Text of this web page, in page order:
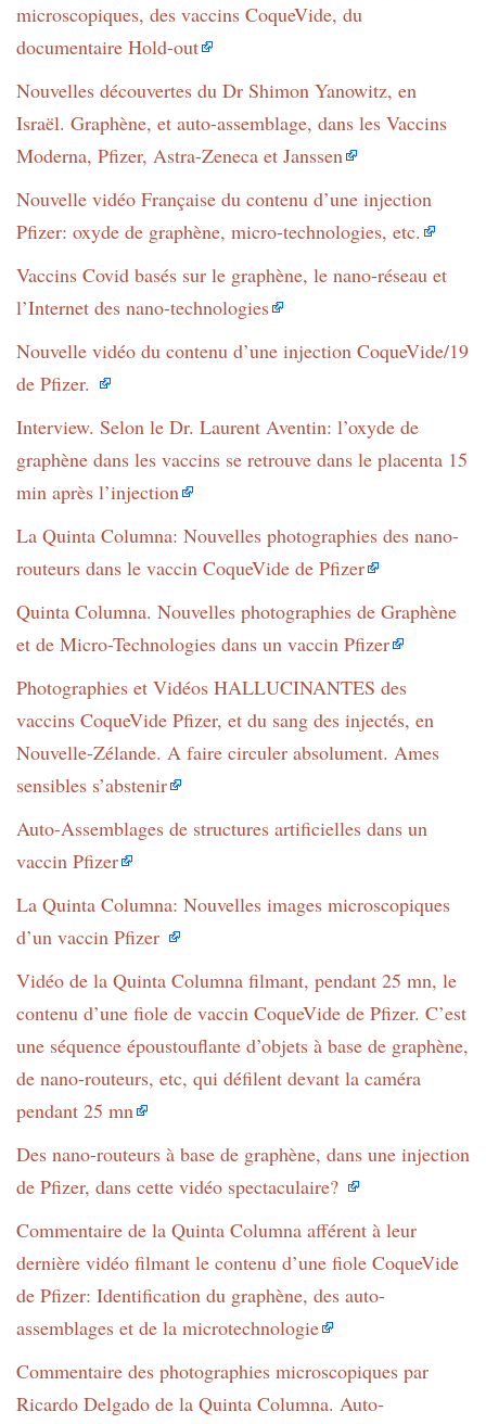
microscopiques, des vaccins CoqueVide, du
documentaire Hold-out
Nouvelles découvertes du Dr Shimon Yanowitz, en
Israël. Graphène, et auto-assemblage, dans les Vaccins
Moderna, Pfizer, Astra-Zeneca et Janssen
Nouvelle vidéo Française du contenu d’une injection
Pfizer: oxyde de graphène, micro-technologies, etc.
Vaccins Covid basés sur le graphène, le nano-réseau et
l’Internet des nano-technologies
Nouvelle vidéo du contenu d’une injection CoqueVide/19
de Pfizer.
Interview. Selon le Dr. Laurent Aventin: l’oxyde de
graphène dans les vaccins se retrouve dans le placenta 15
min après l’injection
La Quinta Columna: Nouvelles photographies des nano-
routeurs dans le vaccin CoqueVide de Pfizer
Quinta Columna. Nouvelles photographies de Graphène
et de Micro-Technologies dans un vaccin Pfizer
Photographies et Vidéos HALLUCINANTES des
vaccins CoqueVide Pfizer, et du sang des injectés, en
Nouvelle-Zélande. A faire circuler absolument. Ames
sensibles s’abstenir
Auto-Assemblages de structures artificielles dans un
vaccin Pfizer
La Quinta Columna: Nouvelles images microscopiques
d’un vaccin Pfizer
Vidéo de la Quinta Columna filmant, pendant 25 mn, le
contenu d’une fiole de vaccin CoqueVide de Pfizer. C’est
une séquence époustouflante d’objets à base de graphène,
de nano-routeurs, etc, qui défilent devant la caméra
pendant 25 mn
Des nano-routeurs à base de graphène, dans une injection
de Pfizer, dans cette vidéo spectaculaire?
Commentaire de la Quinta Columna afférent à leur
dernière vidéo filmant le contenu d’une fiole CoqueVide
de Pfizer: Identification du graphène, des auto-
assemblages et de la microtechnologie
Commentaire des photographies microscopiques par
Ricardo Delgado de la Quinta Columna. Auto-